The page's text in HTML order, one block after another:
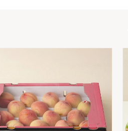
뉴질랜드
별도표기